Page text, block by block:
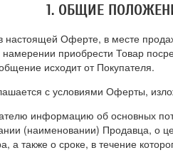
1. ОБЩИЕ
Оферте, в месте
приобрести Товар
исходит от Покупателя.
с условиями Оферты,
информацию об основных
(наименовании) Продавца, о
а также о сроке, в течение